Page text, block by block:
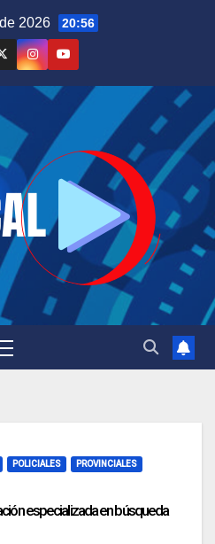
2026 20:56
POLICIALES PROVINCIALES
especializada en búsqueda